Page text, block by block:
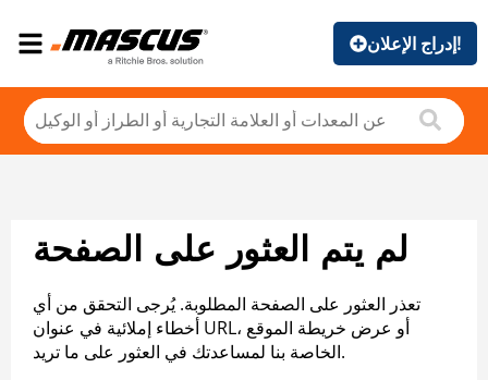
إدراج الإعلان!
لم يتم العثور على الصفحة
تعذر العثور على الصفحة المطلوبة. يُرجى التحقق من أي
أخطاء إملائية في عنوان URL، أو عرض خريطة الموقع
الخاصة بنا لمساعدتك في العثور على ما تريد.